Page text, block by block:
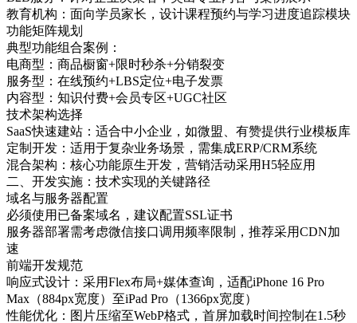
教育机构：面向学员家长，设计课程预约与学习进度追踪模块
功能矩阵规划
典型功能组合案例：
电商型：商品橱窗+限时秒杀+分销裂变
服务型：在线预约+LBS定位+电子发票
内容型：知识付费+会员专区+UGC社区
技术架构选择
SaaS快速建站：适合中小企业，如微盟、有赞提供行业模板库
定制开发：适用于复杂业务场景，需集成ERP/CRM系统
混合架构：核心功能原生开发，营销活动采用H5轻应用
二、开发实施：技术实现的关键路径
域名与服务器配置
必须使用已备案域名，建议配置SSL证书
服务器部署需考虑微信接口调用频率限制，推荐采用CDN加
速
前端开发规范
响应式设计：采用Flex布局+媒体查询，适配iPhone 16 Pro
Max（884px宽度）至iPad Pro（1366px宽度）
性能优化：图片压缩至WebP格式，首屏加载时间控制在1.5秒